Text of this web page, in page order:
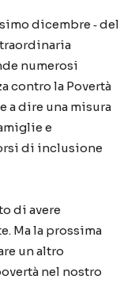
dicembre ‐ del
numerosi
contro la Povertà
a dire una misura
e
di inclusione
di avere
Ma la prossima
un altro
nel nostro